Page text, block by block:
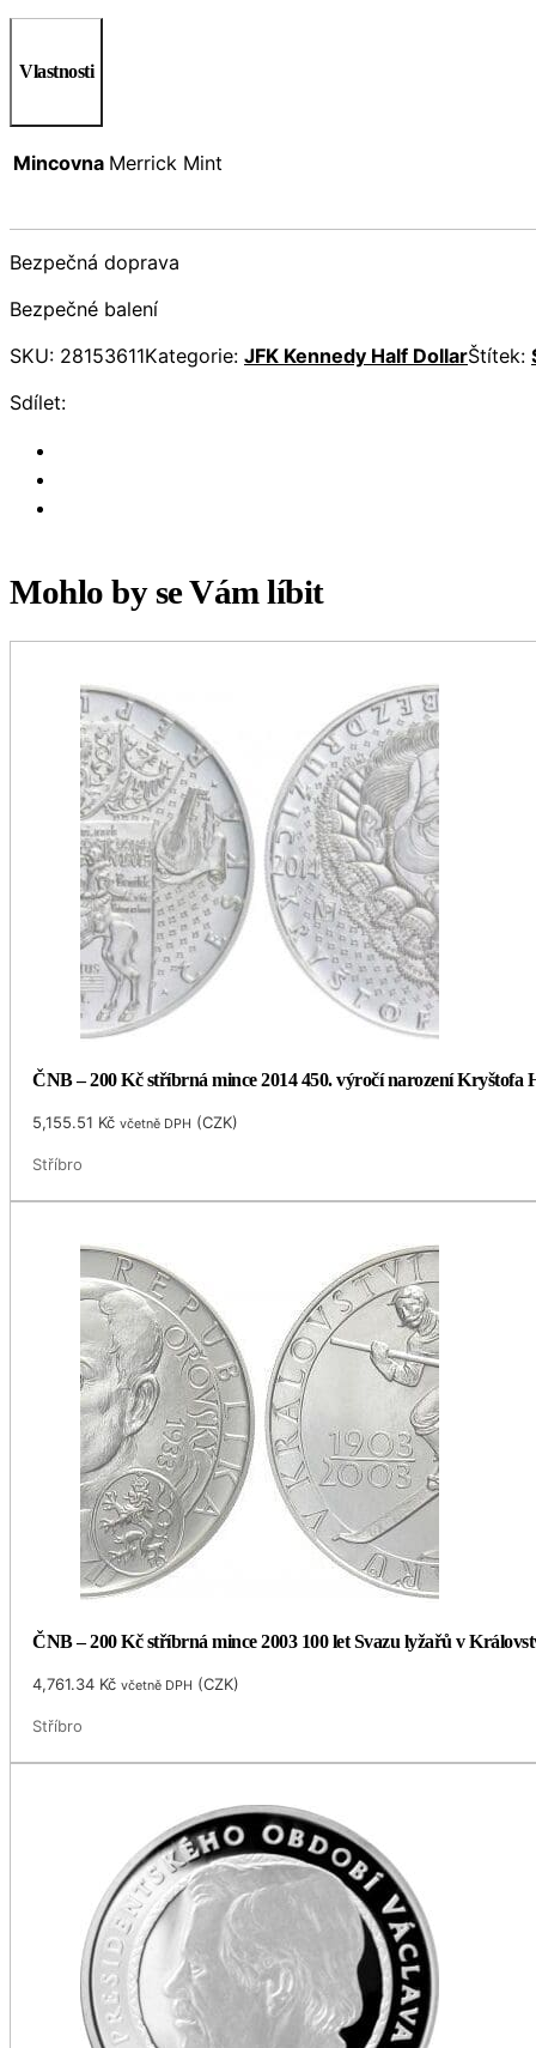
Vlastnosti
Mincovna Merrick Mint
Bezpečná doprava
Bezpečné balení
SKU: 28153611Kategorie: JFK Kennedy Half DollarŠtítek:
Sdílet:
Mohlo by se Vám líbit
ČNB – 200 Kč stříbrná mince 2014 450. výročí narození
5,155.51 Kč včetně DPH (CZK)
Stříbro
ČNB – 200 Kč stříbrná mince 2003 100 let Svazu lyžařů v
4,761.34 Kč včetně DPH (CZK)
Stříbro